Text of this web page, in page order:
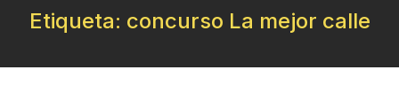
Etiqueta: concurso La mejor calle